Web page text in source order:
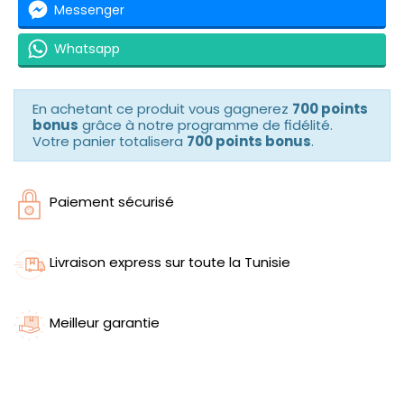
Messenger
Whatsapp
En achetant ce produit vous gagnerez 700 points
bonus grâce à notre programme de fidélité.
Votre panier totalisera 700 points bonus.
Paiement sécurisé
Livraison express sur toute la Tunisie
Meilleur garantie